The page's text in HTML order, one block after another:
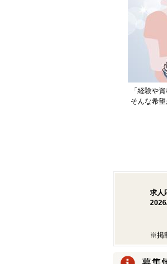
「経験や
そんな希
求人
※掲